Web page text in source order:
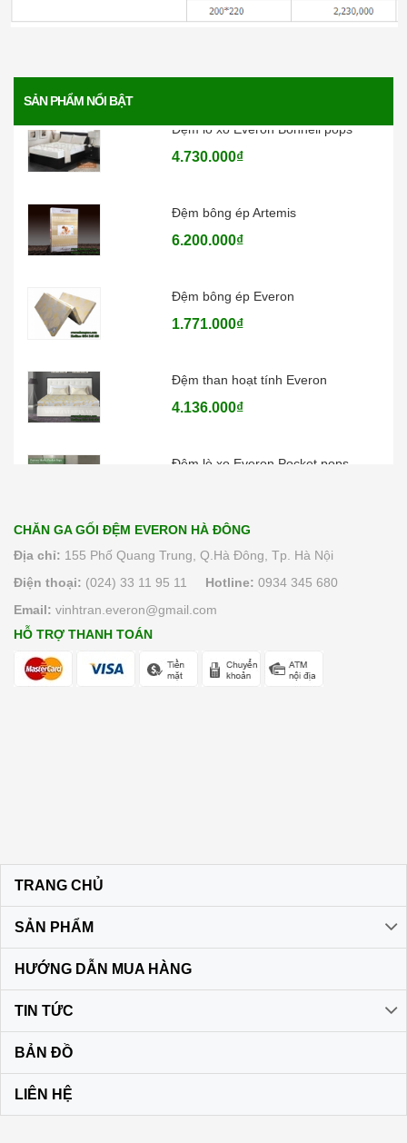
SẢN PHẨM NỔI BẬT
CHĂN GA GỐI ĐỆM EVERON HÀ ĐÔNG
Địa chỉ: 155 Phố Quang Trung, Q.Hà Đông, Tp. Hà Nội
Điện thoại: (024) 33 11 95 11 Hotline: 0934 345 680
Email: vinhtran.everon@gmail.com
HỖ TRỢ THANH TOÁN
TRANG CHỦ
SẢN PHẨM
HƯỚNG DẪN MUA HÀNG
TIN TỨC
BẢN ĐỒ
LIÊN HỆ